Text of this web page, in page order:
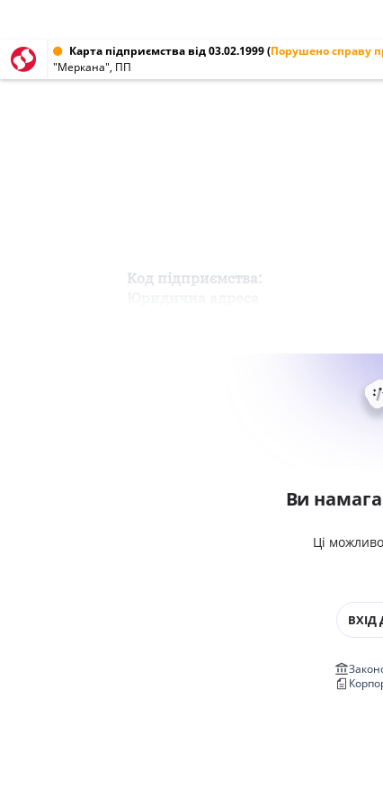
Карта підприємства від 03.02.1999(Порушено справу
"Меркана", ПП
Код підприємства:
Ви
Ці
ВХІД